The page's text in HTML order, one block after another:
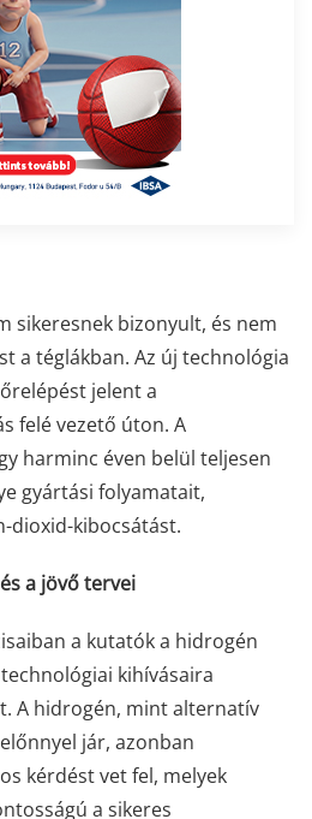
sikeresnek bizonyult, és nem
a téglákban. Az új technológia
jelent a
felé vezető úton. A
harminc éven belül teljesen
gyártási folyamatait,
dioxid-kibocsátást.
a jövő tervei
a kutatók a hidrogén
kihívásaira
A hidrogén, mint alternatív
jár, azonban
kérdést vet fel, melyek
a sikeres